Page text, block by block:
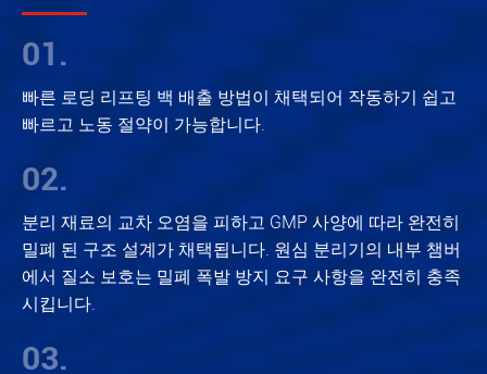
01.
빠른 로딩 리프팅 백 배출 방법이 채택되어 작동하기 쉽고
빠르고 노동 절약이 가능합니다.
02.
분리 재료의 교차 오염을 피하고 GMP 사양에 따라 완전히
밀폐 된 구조 설계가 채택됩니다. 원심 분리기의 내부 챔버
에서 질소 보호는 밀폐 폭발 방지 요구 사항을 완전히 충족
시킵니다.
03.